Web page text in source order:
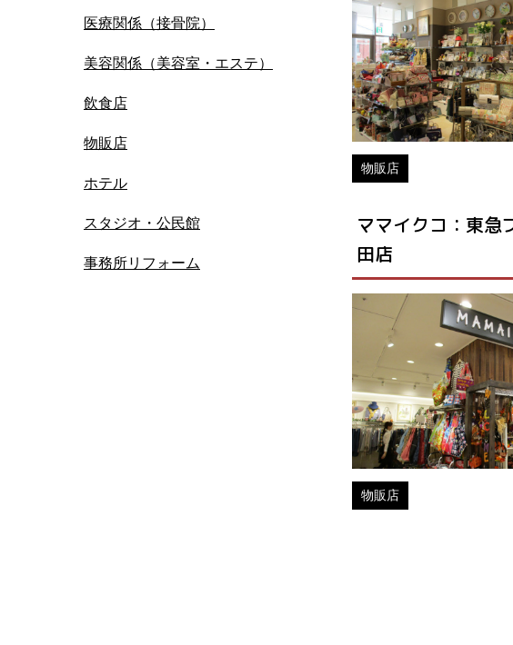
物販店
ママイクコ：東急
田店
物販店
医療関係（接骨院）
美容関係（美容室・エステ）
飲食店
物販店
ホテル
スタジオ・公民館
事務所リフォーム